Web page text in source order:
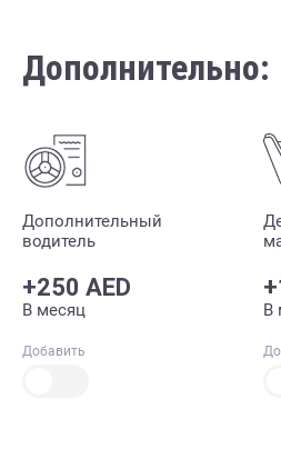
Дополнительно:
Дополнительный
водитель
+250 AED
В месяц
Добавить
В